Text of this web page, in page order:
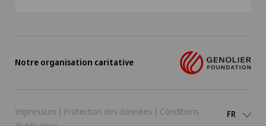
Notre organisation caritative
Impressum | Protection des données | Conditions
FR